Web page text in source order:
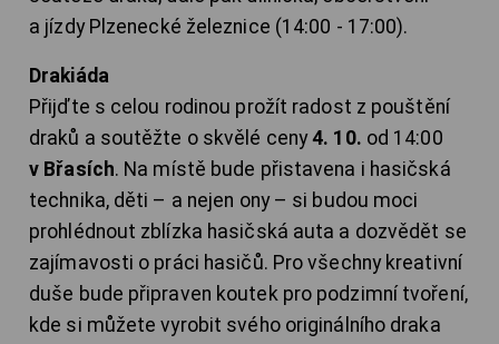
a jízdy Plzenecké železnice (14:00 - 17:00).
Drakiáda
Přijďte s celou rodinou prožít radost z pouštění
draků a soutěžte o skvělé ceny4. 10. od 14:00
v Břasích. Na místě bude přistavena i hasičská
technika, děti – a nejen ony – si budou moci
prohlédnout zblízka hasičská auta a dozvědět se
zajímavosti o práci hasičů. Pro všechny kreativní
duše bude připraven koutek pro podzimní tvoření,
kde si můžete vyrobit svého originálního draka